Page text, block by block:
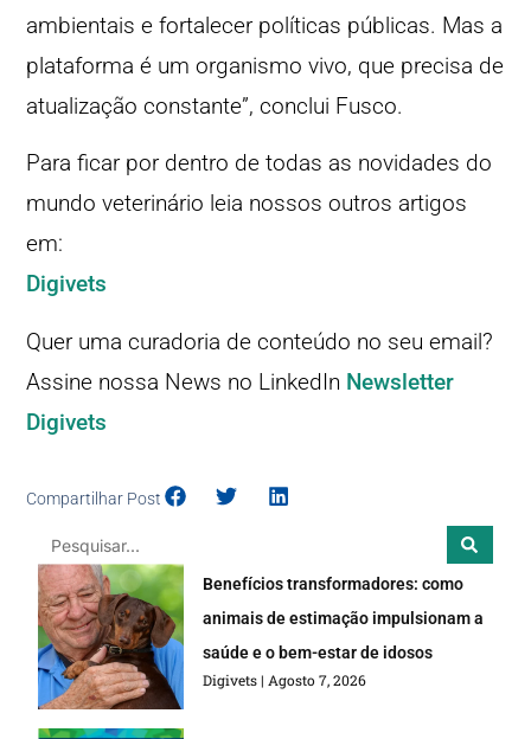
ambientais e fortalecer políticas públicas. Mas a
plataforma é um organismo vivo, que precisa de
atualização constante”, conclui Fusco.
Para ficar por dentro de todas as novidades do
mundo veterinário leia nossos outros artigos
em:
Digivets
Quer uma curadoria de conteúdo no seu email?
Assine nossa News no LinkedIn Newsletter
Digivets
Compartilhar Post
Benefícios transformadores: como
animais de estimação impulsionam a
saúde e o bem-estar de idosos
Digivets Agosto 7, 2026